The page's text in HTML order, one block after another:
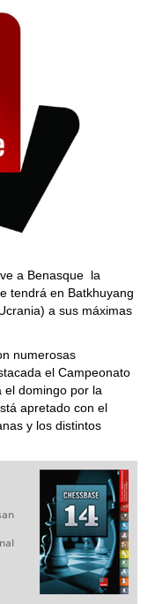
a Benasque la
tendrá en Batkhuyang
a sus máximas
numerosas
el Campeonato
el domingo por la
apretado con el
y los distintos